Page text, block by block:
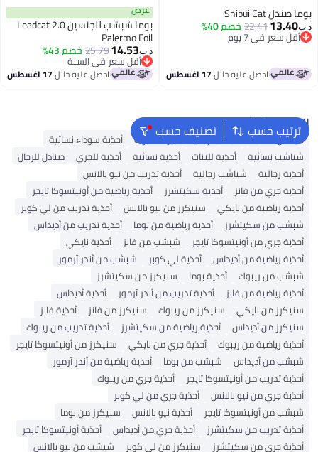
بوما صندل Shibui Cat
د.ب‏13.40
22.41خصم 40%
أقل سعر في 7 يوم
باقي 1 وحدات في المخزون
احصل عليه خلال17 اغسطس
عرض
بوما شبشب للجنسين Leadcat 2.0
Palermo Foil
د.ب‏14.53
25.79خصم 43%
أقل سعر في السنة
أقل سعر في السنة
احصل عليه خلال17 اغسطس
ترتيب حسب تصنيف حسب البحث الشائع
أديداس سامبا شباشب رجالية بيركنستوك
أحذية سوداء نسائية
شباشب نسائية
أحذية للبنات أحذية نسائية أحذية للجري
صنادل للرجال
أحذية رجالية
شباشب رجالية
أحذية تدريب من نيو بالانس
أحذية جري من فانز
أحذية سكيتشرز
أحذية رياضية من أونيتسوكا تايجر
أحذية رياضية من نايكي
سنيكرز من نيو بالانس
أحذية تدريب من لي كوبر
شبشب من سكيتشرز
أحذية رياضية من بوما
أحذية تدريب من أديداس
أحذية جري من أونيتسوكا تايجر
شبشب من فانز
أحذية نايكي
أحذية رياضية من أديداس
أحذية لي كوبر
شبشب من أندر آرمور
شبشب من ريبوك
أحذية بوما
سنيكرز من سكيتشرز
أحذية رياضية من فانز
أحذية تدريب من أندر آرمور
أحذية أديداس
سنيكرز من نايكي
سنيكرز من ريبوك سنيكرز من فانز
أحذية فانز
سنيكرز من أديداس
أحذية رياضية من سكيتشرز
أحذية تدريب من ريبوك
أحذية رياضية من ريبوك
أحذية جري من نايكي
سنيكرز من أونيتسوكا تايجر
شبشب من أديداس
شبشب من بوما
أحذية رياضية من أندر آرمور
أحذية تدريب من أونيتسوكا تايجر
أحذية جري من ريبوك
أحذية جري من نيو بالانس
أحذية جري من لي كوبر
شبشب من أونيتسوكا تايجر
أحذية نيو بالانس
سنيكرز من بوما
أحذية تدريب من سكيتشرز
أحذية جري من أديداس
أحذية أونيتسوكا تايجر
أحذية جري من سكيتشرز
سنيكرز من لي كوبر
شبشب من نيو بالانس